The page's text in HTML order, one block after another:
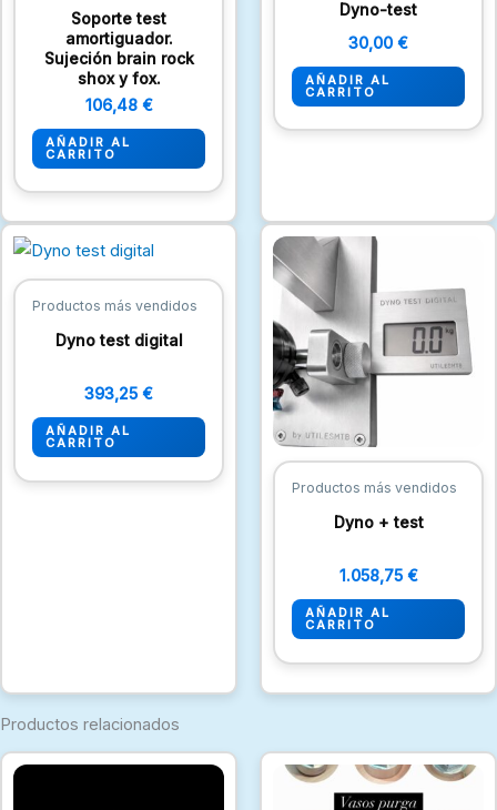
Soporte test
amortiguador.
Sujeción brain rock
shox y fox.
106,48 €
AÑADIR AL
CARRITO
Dyno-test
30,00 €
AÑADIR AL
CARRITO
Productos más vendidos
Dyno test digital
393,25 €
AÑADIR AL
CARRITO
Productos más vendidos
Dyno + test
1.058,75 €
AÑADIR AL
CARRITO
Productos relacionados
Rango
de